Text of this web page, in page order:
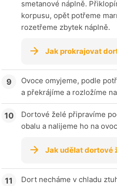
smetanové náplně.
korpusu, opět potřeme
rozetřeme zbytek náplně.
Jak prokrajovat
Ovoce omyjeme, podle
a překrájíme a rozložíme
Dortové želé připravíme
obalu a nalijeme ho na
Jak udělat dortové
Dort necháme v chladu